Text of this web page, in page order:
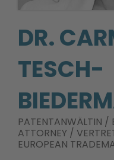
DR.
TESCH-
PATENTANWÄLTIN /
ATTORNEY /
EUROPEAN